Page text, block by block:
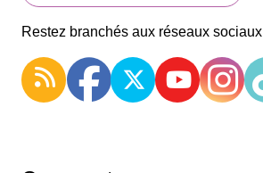
Restez branchés aux réseaux sociaux